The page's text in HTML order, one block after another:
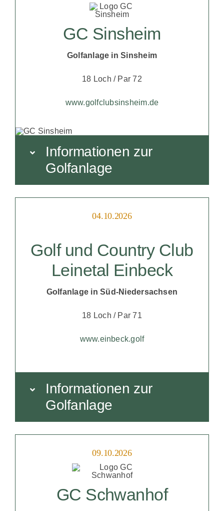
GC Sinsheim
Golfanlage in Sinsheim
18 Loch / Par 72
www.golfclubsinsheim.de
Informationen zur
Golfanlage
04.10.2026
Golf und Country Club
Leinetal Einbeck
Golfanlage in Süd-Niedersachsen
18 Loch / Par 71
www.einbeck.golf
Informationen zur
Golfanlage
09.10.2026
GC Schwanhof